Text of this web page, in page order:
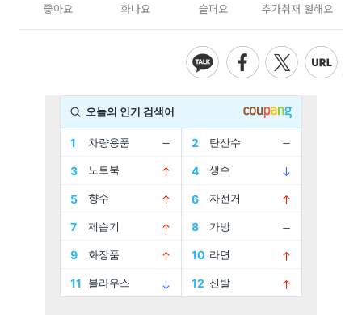
좋아요 화나요 슬퍼요 추가취재 원해요